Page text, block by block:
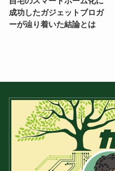
成功したガジェットブロガ
ーが辿り着いた結論とは